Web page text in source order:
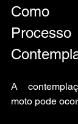
Como
A
moto pode